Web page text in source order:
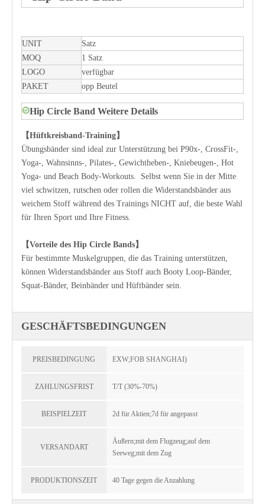
UNIT
Satz
MOQ
1 Satz
LOGO
verfügbar
PAKET
opp Beutel
Hip Circle Band Weitere Details
【Hüftkreisband-Training】
Übungsbänder sind ideal zur Unterstützung bei P90x-, CrossFit-,
Yoga-, Wahnsinns-, Pilates-, Gewichtheben-, Kniebeugen-, Hot
Yoga- und Beach Body-Workouts. Selbst wenn Sie in der Mitte
viel schwitzen, rutschen oder rollen die Widerstandsbänder aus
weichem Stoff während des Trainings NICHT auf, die beste Wahl
für Ihren Sport und Ihre Fitness.
【Vorteile des Hip Circle Bands】
Für bestimmte Muskelgruppen, die das Training unterstützen,
können Widerstandsbänder aus Stoff auch Booty Loop-Bänder,
Squat-Bänder, Beinbänder und Hüftbänder sein.
GESCHÄFTSBEDINGUNGEN
PREISBEDINGUNG EXW;FOB SHANGHAI)
ZAHLUNGSFRIST T/T (30%-70%)
BEISPIELZEIT 2d für Aktien;7d für angepasst
VERSANDART
Äußern;mit dem Flugzeug;auf dem
Seeweg;mit dem Zug
PRODUKTIONSZEIT 40 Tage gegen die Anzahlung